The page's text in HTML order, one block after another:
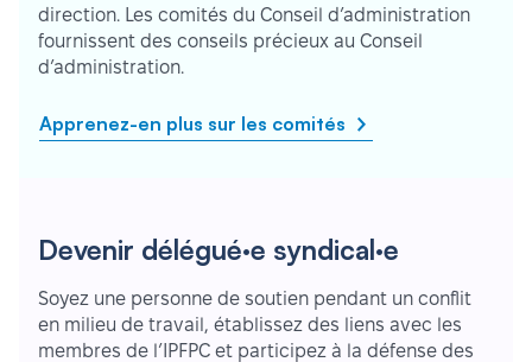
direction. Les comités du Conseil d’administration
fournissent des conseils précieux au Conseil
d’administration.
Apprenez-en plus sur les comités
Devenir délégué·e syndical·e
Soyez une personne de soutien pendant un conflit
en milieu de travail, établissez des liens avec les
membres de l’IPFPC et participez à la défense des